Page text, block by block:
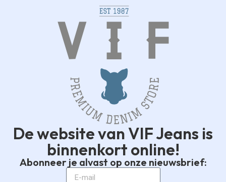
De website van VIF Jeans is
binnenkort online!
Abonneer je alvast op onze nieuwsbrief: